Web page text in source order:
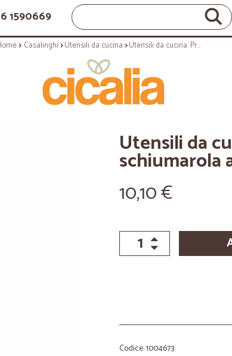
1590669
Casalinghi Utensili da cucina Utensili da cucina: Profile schiumarola antiaderente
Utensili da
schiumarola
10,10 €
Codice: 1004673